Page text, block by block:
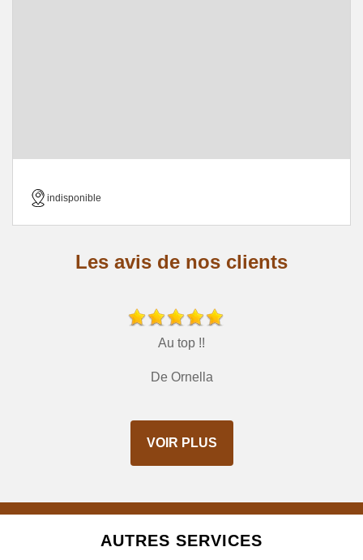
indisponible
Les avis de nos clients
Au top !!
De Ornella
VOIR PLUS
AUTRES SERVICES